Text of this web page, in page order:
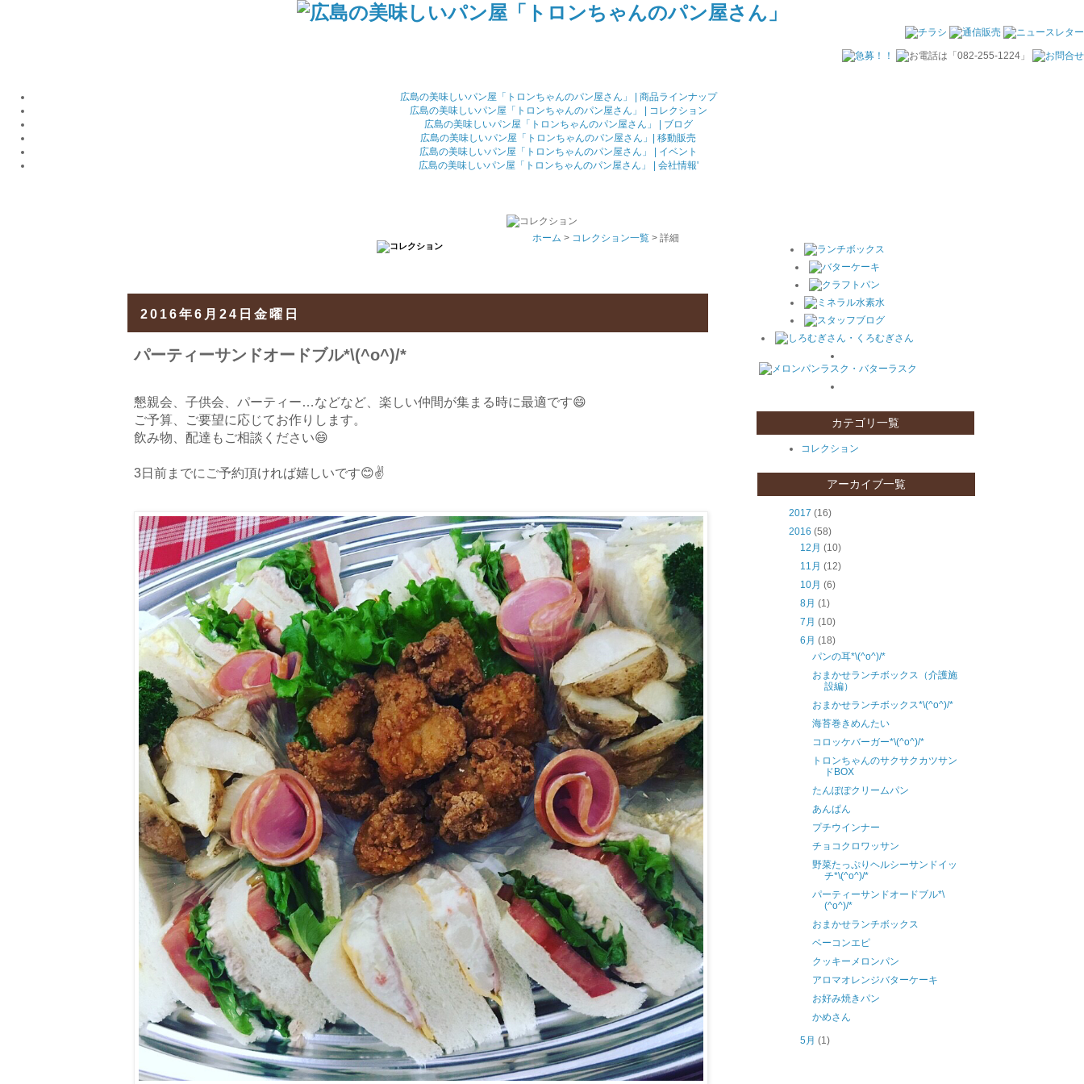
広島の美味しいパン屋「トロンちゃんのパン屋さん」 | 商品ラインナップ
広島の美味しいパン屋「トロンちゃんのパン屋さん」 | コレクション
広島の美味しいパン屋「トロンちゃんのパン屋さん」 | ブログ
広島の美味しいパン屋「トロンちゃんのパン屋さん」| 移動販売
広島の美味しいパン屋「トロンちゃんのパン屋さん」 | イベント
広島の美味しいパン屋「トロンちゃんのパン屋さん」 | 会社情報'
ホーム > コレクション一覧 > 詳細
2016年6月24日金曜日
パーティーサンドオードブル*\(^o^)/*
懇親会、子供会、パーティー…などなど、楽しい仲間が集まる時に最適です😄
ご予算、ご要望に応じてお作りします。
飲み物、配達もご相談ください😄
3日前までにご予約頂ければ嬉しいです😊✌️
カテゴリ一覧
コレクション
アーカイブ一覧
2017 (16)
2016 (58)
12月 (10)
11月 (12)
10月 (6)
8月 (1)
7月 (10)
6月 (18)
パンの耳*\(^o^)/*
おまかせランチボックス（介護施
設編）
おまかせランチボックス*\(^o^)/*
海苔巻きめんたい
コロッケバーガー*\(^o^)/*
トロンちゃんのサクサクカツサン
ドBOX
たんぽぽクリームパン
あんぱん
プチウインナー
チョコクロワッサン
野菜たっぷりヘルシーサンドイッ
チ*\(^o^)/*
パーティーサンドオードブル*\
(^o^)/*
おまかせランチボックス
ベーコンエピ
クッキーメロンパン
アロマオレンジバターケーキ
お好み焼きパン
かめさん
5月 (1)